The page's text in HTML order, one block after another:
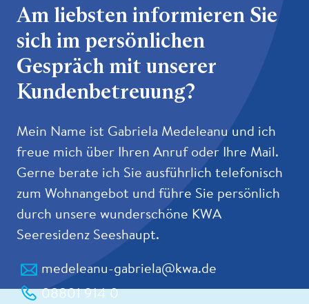
Am liebsten informieren Sie
sich im persönlichen
Gespräch mit unserer
Kundenbetreuung?
Mein Name ist Gabriela Medeleanu und ich
freue mich über Ihren Anruf oder Ihre Mail.
Gerne berate ich Sie ausführlich telefonisch
zum Wohnangebot und führe Sie persönlich
durch unsere wunderschöne KWA
Seeresidenz Seeshaupt.
medeleanu-gabriela@kwa.de
08801 914 0